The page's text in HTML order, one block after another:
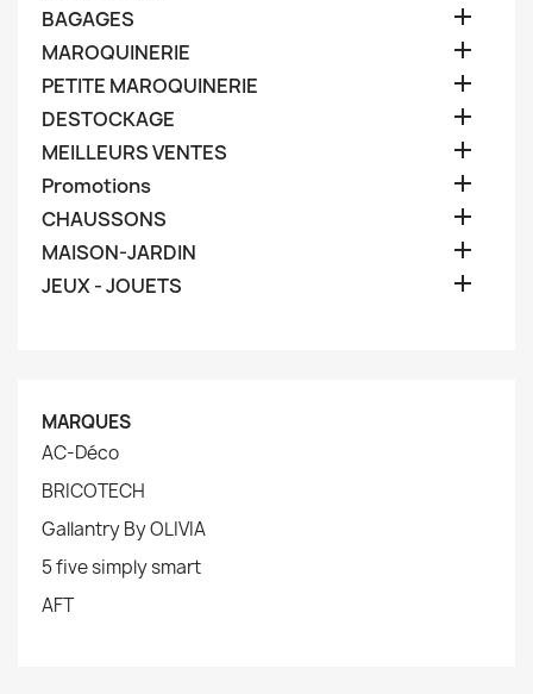
BAGAGES 
MAROQUINERIE 
PETITE MAROQUINERIE 
DESTOCKAGE 
MEILLEURS VENTES 
Promotions 
CHAUSSONS 
MAISON-JARDIN 
JEUX - JOUETS 
MARQUES
AC-Déco
BRICOTECH
Gallantry By OLIVIA
5 five simply smart
AFT